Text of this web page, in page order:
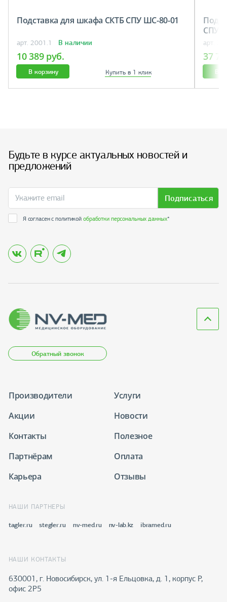
Подставка для шкафа СКТБ СПУ ШС-80-01
арт. 2001.1 В наличии
10 389 руб.
В корзину Купить в 1 клик
СПУ
арт.
37
В
Будьте в курсе актуальных новостей и
предложений
Подписаться
Я согласен с политикойобработки персональных данных*
Обратный звонок
Производители
Услуги
Акции
Новости
Контакты
Полезное
Партнёрам
Оплата
Карьера
Отзывы
НАШИ ПАРТНЕРЫ
tagler.ru stegler.ru nv-med.ru nv-lab.kz ibramed.ru
НАШИ КОНТАКТЫ
630001, г. Новосибирск, ул. 1-я Ельцовка, д. 1, корпус Р,
офис 2Р5